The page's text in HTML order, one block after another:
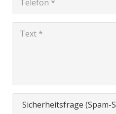
Sicherheitsfrage (Spam-